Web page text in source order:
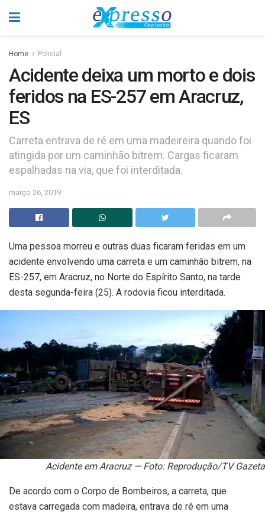
Home Policial
Acidente deixa um morto e dois
feridos na ES-257 em Aracruz,
ES
Carreta entrava de ré em uma madeireira quando foi
atingida por um caminhão bitrem. Cargas ficaram
espalhadas na via, que foi interditada.
março 26, 2019
Uma pessoa morreu e outras duas ficaram feridas em um
acidente envolvendo uma carreta e um caminhão bitrem, na
ES-257, em Aracruz, no Norte do Espírito Santo, na tarde
desta segunda-feira (25). A rodovia ficou interditada.
Acidente em Aracruz — Foto: Reprodução/TV Gazeta
De acordo com o Corpo de Bombeiros, a carreta, que
estava carregada com madeira, entrava de ré em uma